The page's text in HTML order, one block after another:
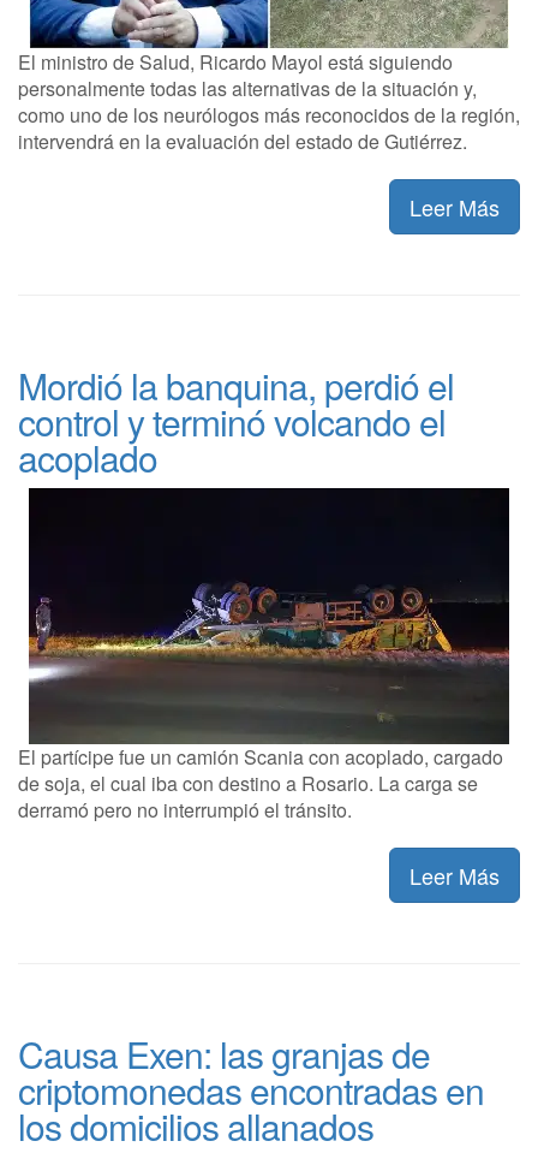
El ministro de Salud, Ricardo Mayol está siguiendo
personalmente todas las alternativas de la situación y,
como uno de los neurólogos más reconocidos de la región,
intervendrá en la evaluación del estado de Gutiérrez.
Leer Más
Mordió la banquina, perdió el
control y terminó volcando el
acoplado
El partícipe fue un camión Scania con acoplado, cargado
de soja, el cual iba con destino a Rosario. La carga se
derramó pero no interrumpió el tránsito.
Leer Más
Causa Exen: las granjas de
criptomonedas encontradas en
los domicilios allanados